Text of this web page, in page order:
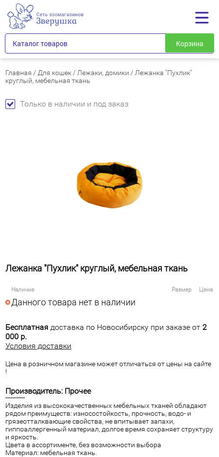
Каталог товаров Корзина
Главная / Для кошек / Лежаки, домики / Лежанка "Пухлик"
круглый, мебельная ткань
Только в наличии и под заказ
Лежанка "Пухлик" круглый, мебельная ткань
Наличие Размер Цена
Данного товара нет в наличии
Бесплатная доставка по Новосибирску при заказе от 2
000 р.
Условия доставки
Цена в розничном магазине может отличаться от цены на сайте
!
Производитель: Прочее
Изделия из высококачественных мебельных тканей обладают
рядом преимуществ: износостойкость, прочность, водо- и
грязеотталквающие свойства, не впитывает запахи,
гиппоаллергенный материал, долгое время сохраняет структуру
и яркость.
Цвета в ассортименте, без возможности выбора
Материал: мебельная ткань.